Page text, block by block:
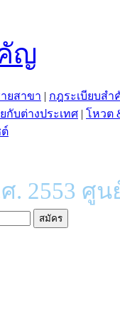
ญ
ยสาขา | กฎระเบียบส
กับต่างประเทศ | โหวต
ต์
. 2553 ศู